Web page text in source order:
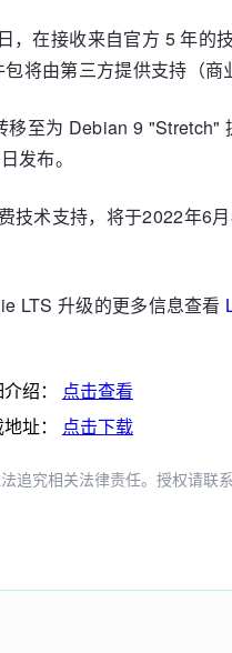
，在接收来自官方 5 年
将由第三方提供支持（
至为 Debian 9
发布。
技术支持，将于2022年6
LTS 升级的更多信息查看
绍：
点击查看
址： 点击下载
追究相关法律责任。授权请联